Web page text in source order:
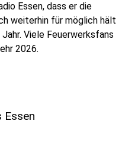
Essen, dass er die
weiterhin für möglich hält
Viele Feuerwerksfans
2026.
Essen